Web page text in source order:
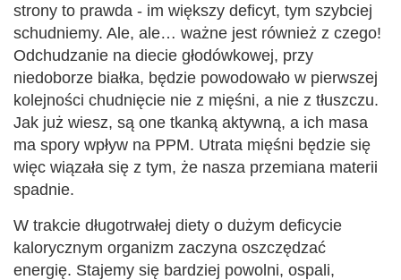
strony to prawda - im większy deficyt, tym szybciej
schudniemy. Ale, ale… ważne jest również z czego!
Odchudzanie na diecie głodówkowej, przy
niedoborze białka, będzie powodowało w pierwszej
kolejności chudnięcie nie z mięśni, a nie z tłuszczu.
Jak już wiesz, są one tkanką aktywną, a ich masa
ma spory wpływ na PPM. Utrata mięśni będzie się
więc wiązała się z tym, że nasza przemiana materii
spadnie.
W trakcie długotrwałej diety o dużym deficycie
kalorycznym organizm zaczyna oszczędzać
energię. Stajemy się bardziej powolni, ospali,